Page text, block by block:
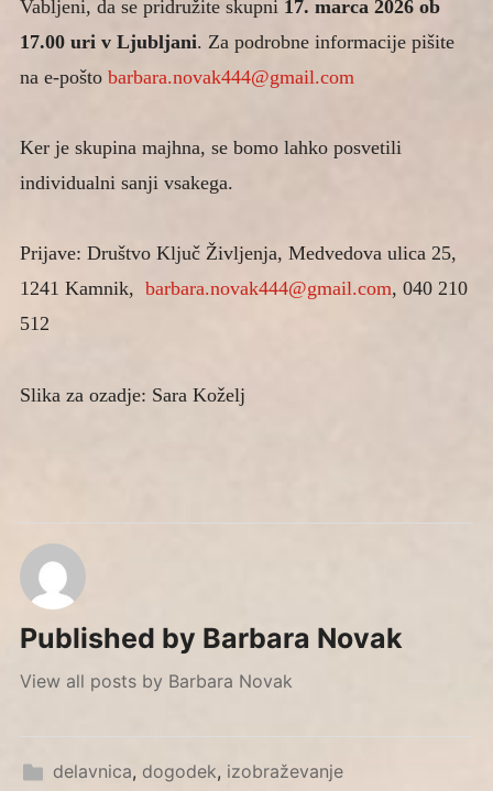
Vabljeni, da se pridružite skupni 17. marca 2026 ob
17.00 uri v Ljubljani. Za podrobne informacije pišite
na e-pošto barbara.novak444@gmail.com
Ker je skupina majhna, se bomo lahko posvetili
individualni sanji vsakega.
Prijave: Društvo Ključ Življenja, Medvedova ulica 25,
1241 Kamnik, barbara.novak444@gmail.com, 040 210
512
Slika za ozadje: Sara Koželj
Published by Barbara Novak
View all posts by Barbara Novak
delavnica, dogodek, izobraževanje